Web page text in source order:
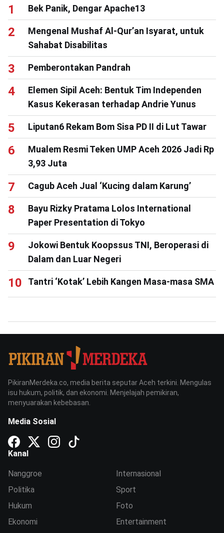
Bek Panik, Dengar Apache13
Mengenal Mushaf Al-Qur’an Isyarat, untuk
Sahabat Disabilitas
Pemberontakan Pandrah
Elemen Sipil Aceh: Bentuk Tim Independen
Kasus Kekerasan terhadap Andrie Yunus
Liputan6 Rekam Bom Sisa PD II di Lut Tawar
Mualem Resmi Teken UMP Aceh 2026 Jadi Rp
3,93 Juta
Cagub Aceh Jual ‘Kucing dalam Karung’
Bayu Rizky Pratama Lolos International
Paper Presentation di Tokyo
Jokowi Bentuk Koopssus TNI, Beroperasi di
Dalam dan Luar Negeri
Tantri ‘Kotak’ Lebih Kangen Masa-masa SMA
PikiranMerdeka.co, media berita seputar Aceh terkini. Mengulas
isu hukum, politik, dan ekonomi. Menjelajah pemikiran,
menyuarakan kebebasan.
Media Sosial
Kanal
Nanggroe
Politika
Hukum
Ekonomi
Internasional
Sport
Foto
Entertainment